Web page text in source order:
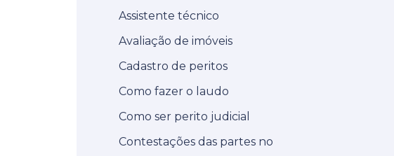
Assistente técnico
Avaliação de imóveis
Cadastro de peritos
Como fazer o laudo
Como ser perito judicial
Contestações das partes no